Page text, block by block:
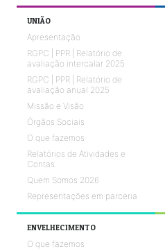
UNIÃO
Apresentação
RGPC | PPR | Relatório de
avaliação intercalar 2025
RGPC | PPR | Relatório de
avaliação anual 2025
Missão e Visão
Órgãos Sociais
O que fazemos
Relatórios de Atividades e
Contas
Quem Somos 2026
Representações em parceria
ENVELHECIMENTO
O que fazemos